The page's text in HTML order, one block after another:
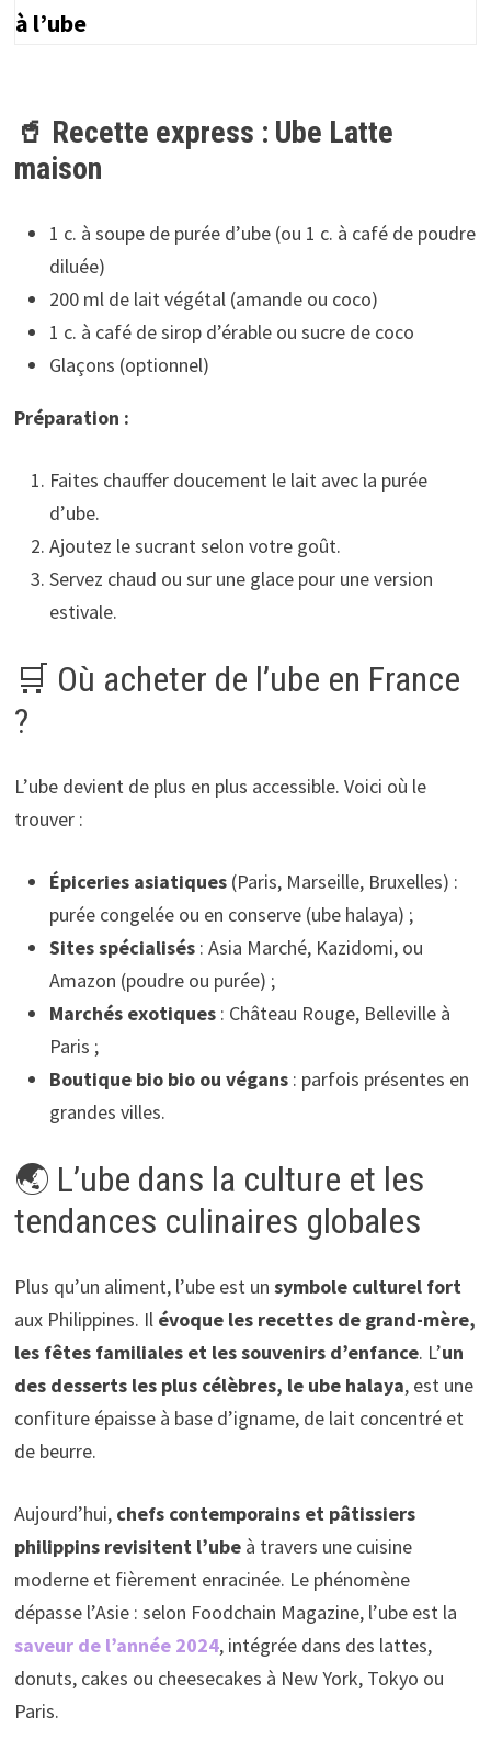
à l’ube
🥤 Recette express : Ube Latte
maison
1 c. à soupe de purée d’ube (ou 1 c. à café de poudre
diluée)
200 ml de lait végétal (amande ou coco)
1 c. à café de sirop d’érable ou sucre de coco
Glaçons (optionnel)
Préparation :
Faites chauffer doucement le lait avec la purée
d’ube.
Ajoutez le sucrant selon votre goût.
Servez chaud ou sur une glace pour une version
estivale.
🛒 Où acheter de l’ube en France
?
L’ube devient de plus en plus accessible. Voici où le
trouver :
Épiceries asiatiques(Paris, Marseille, Bruxelles) :
purée congelée ou en conserve (ube halaya) ;
Sites spécialisés : Asia Marché, Kazidomi, ou
Amazon (poudre ou purée) ;
Marchés exotiques: Château Rouge, Belleville à
Paris ;
Boutique bio bio ou végans : parfois présentes en
grandes villes.
🌏 L’ube dans la culture et les
tendances culinaires globales
Plus qu’un aliment, l’ube est un symbole culturel fort
aux Philippines. Il évoque les recettes de grand-mère,
les fêtes familiales et les souvenirs d’enfance. L’un
des desserts les plus célèbres, le ube halaya, est une
confiture épaisse à base d’igname, de lait concentré et
de beurre.
Aujourd’hui, chefs contemporains et pâtissiers
philippins revisitent l’ubeà travers une cuisine
moderne et fièrement enracinée. Le phénomène
dépasse l’Asie : selon Foodchain Magazine, l’ube est la
saveur de l’année 2024, intégrée dans des lattes,
donuts, cakes ou cheesecakes à New York, Tokyo ou
Paris.